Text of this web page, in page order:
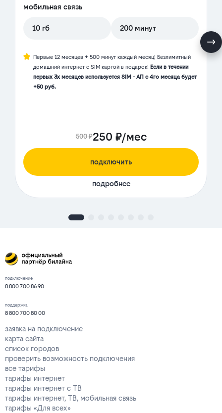
мобильная связь
10 гб 200 минут
Первые 12 месяцев + 500 минут каждый месяц! Безлимитный
домашний интернет с SIM картой в подарок! Если в течении
первых 3х месяцев используется SIM - АП с 4го месяца будет
+50 руб.
500 ₽250 ₽/мес
подключить
подробнее
подключение
8 800 700 86 90
поддержка
8 800 700 80 00
заявка на подключение
карта сайта
список городов
проверить возможность подключения
все тарифы
тарифы интернет
тарифы интернет с ТВ
тарифы интернет, ТВ, мобильная связь
тарифы «Для всех»